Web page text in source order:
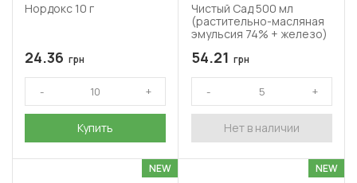
Нордокс 10 г
24.36 грн
Купить
Чистый Сад 500 мл
(растительно-масляная
эмульсия 74% + железо)
54.21 грн
Нет в наличии
NEW NEW